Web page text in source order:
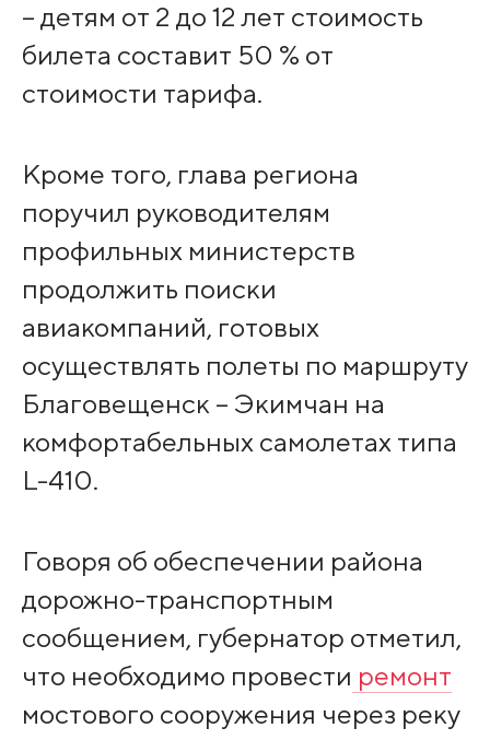
– детям от 2 до 12 лет стоимость
билета составит 50 % от
стоимости тарифа.
Кроме того, глава региона
поручил руководителям
профильных министерств
продолжить поиски
авиакомпаний, готовых
осуществлять полеты по маршруту
Благовещенск – Экимчан на
комфортабельных самолетах типа
L-410.
Говоря об обеспечении района
дорожно-транспортным
сообщением, губернатор отметил,
что необходимо провести ремонт
мостового сооружения через реку